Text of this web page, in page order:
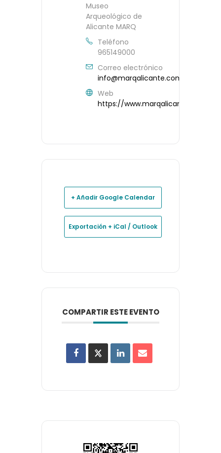
Museo
Arqueológico de
Alicante MARQ
Teléfono
965149000
Correo electrónico
info@marqalicante.com
Web
https://www.marqalicante.com/
+ Añadir Google Calendar
Exportación + iCal / Outlook
COMPARTIR ESTE EVENTO